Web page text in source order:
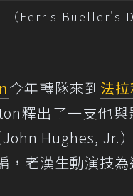
（Ferris Bueller's
今年轉隊來到法拉
釋出了一支他與
Hughes, Jr.
老漢生動演技為